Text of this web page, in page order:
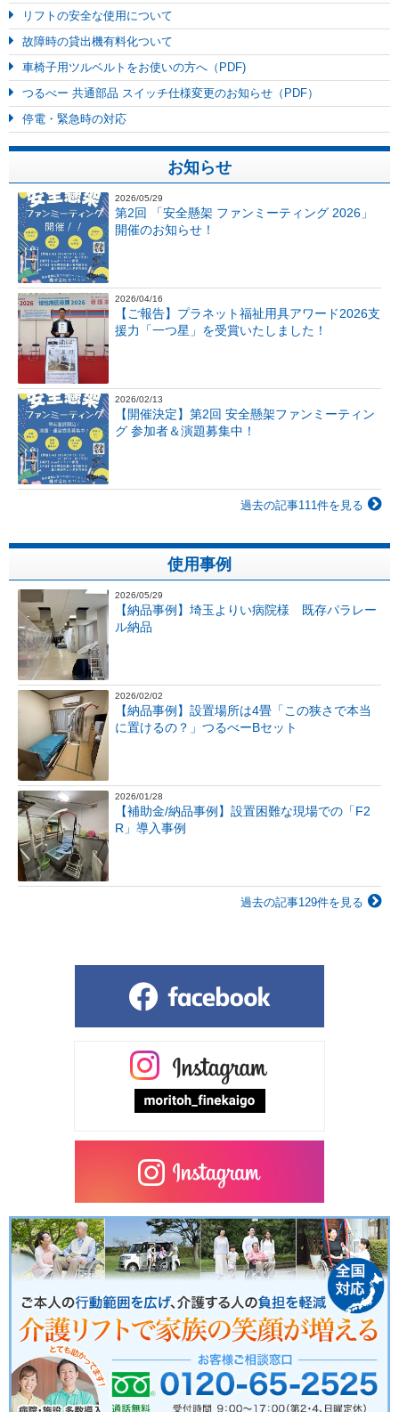
リフトの安全な使用について
故障時の貸出機有料化ついて
車椅子用ツルベルトをお使いの方へ（PDF)
つるべー 共通部品 スイッチ仕様変更のお知らせ（PDF）
停電・緊急時の対応
お知らせ
2026/05/29
第2回 「安全懸架 ファンミーティング 2026」
開催のお知らせ！
2026/04/16
【ご報告】プラネット福祉用具アワード2026支
援力「一つ星」を受賞いたしました！
2026/02/13
【開催決定】第2回 安全懸架ファンミーティン
グ 参加者＆演題募集中！
過去の記事111件を見る
使用事例
2026/05/29
【納品事例】埼玉よりい病院様 既存パラレー
ル納品
2026/02/02
【納品事例】設置場所は4畳「この狭さで本当
に置けるの？」つるべーBセット
2026/01/28
【補助金/納品事例】設置困難な現場での「F2
R」導入事例
過去の記事129件を見る